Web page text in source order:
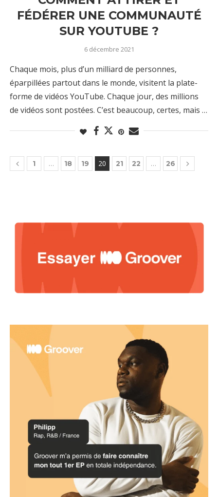
FÉDÉRER UNE COMMUNAUTÉ
SUR YOUTUBE ?
6 décembre 2021
Chaque mois, plus d’un milliard de personnes,
éparpillées partout dans le monde, visitent la plate-
forme de vidéos YouTube. Chaque jour, des millions
de vidéos sont postées. C’est beaucoup, certes, mais …
1 … 18 19 20 21 22 … 26